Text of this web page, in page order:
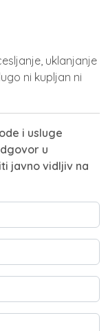
uklanjanje
ni kupljan ni
i usluge
u
javno vidljiv na